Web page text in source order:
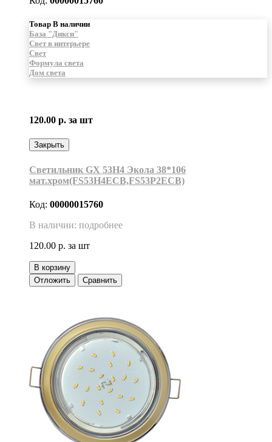
Товар В наличии
База "Дикси"
Свет в интерьере
Свет
Формула света
Дом света
120.00 р. за шт
Закрыть
Светильник GX 53H4 Экола 38*106
мат.хром(FS53H4ECB,FS53P2ECB)
Код: 00000015760
В наличии: подробнее
120.00 р. за шт
В корзину
Отложить
Сравнить